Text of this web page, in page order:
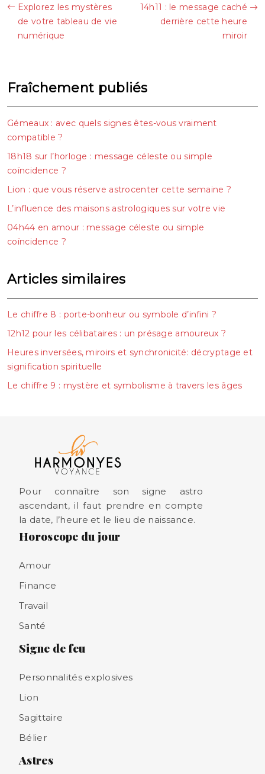
Explorez les mystères
de votre tableau de vie
numérique
14h11 : le message caché
derrière cette heure
miroir
Fraîchement publiés
Gémeaux : avec quels signes êtes-vous vraiment
compatible ?
18h18 sur l’horloge : message céleste ou simple
coïncidence ?
Lion : que vous réserve astrocenter cette semaine ?
L’influence des maisons astrologiques sur votre vie
04h44 en amour : message céleste ou simple
coïncidence ?
Articles similaires
Le chiffre 8 : porte-bonheur ou symbole d’infini ?
12h12 pour les célibataires : un présage amoureux ?
Heures inversées, miroirs et synchronicité: décryptage et
signification spirituelle
Le chiffre 9 : mystère et symbolisme à travers les âges
Pour connaître son signe astro
ascendant, il faut prendre en compte
la date, l’heure et le lieu de naissance.
Horoscope du jour
Amour
Finance
Travail
Santé
Signe de feu
Personnalités explosives
Lion
Sagittaire
Bélier
Astres